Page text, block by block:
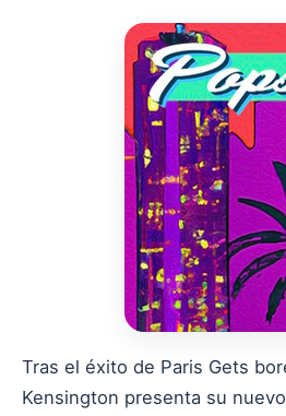
Tras el éxito de Paris Gets
Kensington presenta su